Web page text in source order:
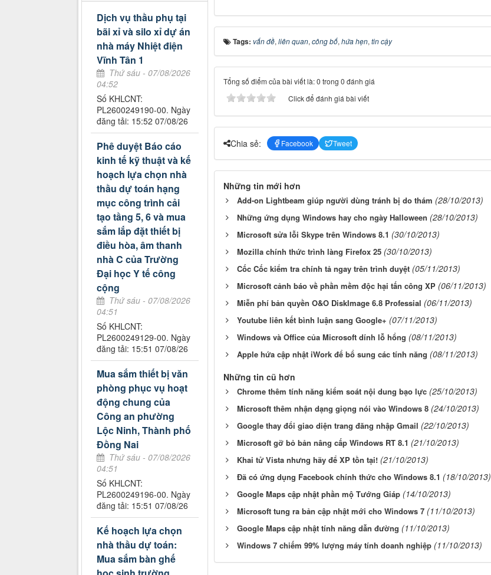
Tags: vấn đề,liên quan,công bố,hứa hẹn,tin cậy
Tổng số điểm của bài viết là: 0 trong 0 đánh giá
Click để đánh giá bài viết
Chia sẻ: Facebook Tweet
Những tin mới hơn
Add-on Lightbeam giúp người dùng tránh bị do thám (28/10/2013)
Những ứng dụng Windows hay cho ngày Halloween (28/10/2013)
Microsoft sửa lỗi Skype trên Windows 8.1 (30/10/2013)
Mozilla chính thức trình làng Firefox 25 (30/10/2013)
Cốc Cốc kiểm tra chính tả ngay trên trình duyệt (05/11/2013)
Microsoft cảnh báo về phần mềm độc hại tấn công XP (06/11/2013)
Miễn phí bản quyền O&O DiskImage 6.8 Professial (06/11/2013)
Youtube liên kết bình luận sang Google+ (07/11/2013)
Windows và Office của Microsoft dính lỗ hổng (08/11/2013)
Apple hứa cập nhật iWork để bổ sung các tính năng (08/11/2013)
Những tin cũ hơn
Chrome thêm tính năng kiểm soát nội dung bạo lực (25/10/2013)
Microsoft thêm nhận dạng giọng nói vào Windows 8 (24/10/2013)
Google thay đổi giao diện trang đăng nhập Gmail (22/10/2013)
Microsoft gỡ bỏ bản nâng cấp Windows RT 8.1 (21/10/2013)
Khai tử Vista nhưng hãy để XP tồn tại! (21/10/2013)
Đã có ứng dụng Facebook chính thức cho Windows 8.1 (18/10/2013)
Google Maps cập nhật phần mộ Tướng Giáp (14/10/2013)
Microsoft tung ra bản cập nhật mới cho Windows 7 (11/10/2013)
Google Maps cập nhật tính năng dẫn đường (11/10/2013)
Windows 7 chiếm 99% lượng máy tính doanh nghiệp (11/10/2013)
Dịch vụ thầu phụ tại
bãi xỉ và silo xỉ dự án
nhà máy Nhiệt điện
Vĩnh Tân 1
Thứ sáu - 07/08/2026
04:52
Số KHLCNT:
PL2600249190-00. Ngày
đăng tải: 15:52 07/08/26
Phê duyệt Báo cáo
kinh tế kỹ thuật và kế
hoạch lựa chọn nhà
thầu dự toán hạng
mục công trình cải
tạo tầng 5, 6 và mua
sắm lắp đặt thiết bị
điều hòa, âm thanh
nhà C của Trường
Đại học Y tế công
cộng
Thứ sáu - 07/08/2026
04:51
Số KHLCNT:
PL2600249129-00. Ngày
đăng tải: 15:51 07/08/26
Mua sắm thiết bị văn
phòng phục vụ hoạt
động chung của
Công an phường
Lộc Ninh, Thành phố
Đồng Nai
Thứ sáu - 07/08/2026
04:51
Số KHLCNT:
PL2600249196-00. Ngày
đăng tải: 15:51 07/08/26
Kế hoạch lựa chọn
nhà thầu dự toán:
Mua sắm bàn ghế